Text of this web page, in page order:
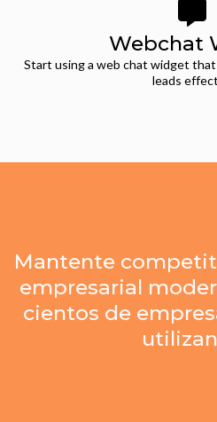
Webchat
Start using a web chat widget
leads
Mantente
empresarial
cientos de